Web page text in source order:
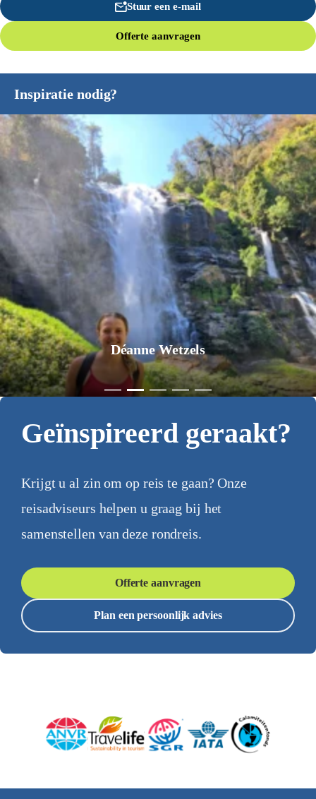
Stuur een e-mail
Offerte aanvragen
Inspiratie nodig?
Déanne Wetzels
Geïnspireerd geraakt?
Krijgt u al zin om op reis te gaan? Onze
reisadviseurs helpen u graag bij het
samenstellen van deze rondreis.
Offerte aanvragen
Plan een persoonlijk advies